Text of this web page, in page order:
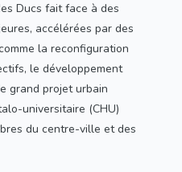
Ducs fait face à des
accélérées par des
la reconfiguration
le développement
grand projet urbain
universitaire (CHU)
du centre-ville et des